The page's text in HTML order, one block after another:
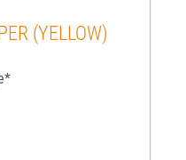
(YELLOW)